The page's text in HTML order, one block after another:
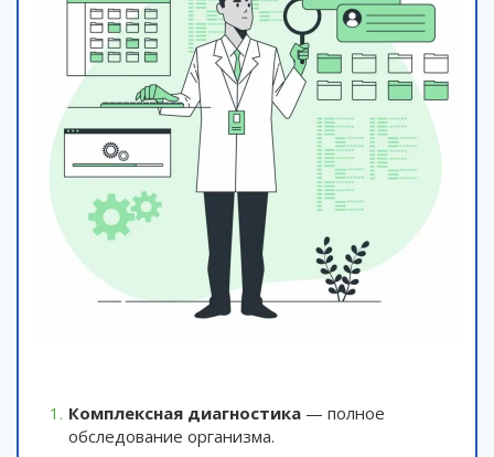
Комплексная диагностика — полное
обследование организма.